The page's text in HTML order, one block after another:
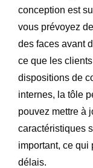
conception est
vous prévoyez
des faces avant
ce que les
dispositions de
internes, la tôle
pouvez mettre à
caractéristiques
important, ce qui
délais.